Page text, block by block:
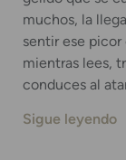
muchos, la
sentir ese picor
mientras lees,
conduces al
Sigue leyendo